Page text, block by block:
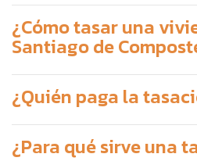
¿Cómo tasar una
Santiago de
¿Quién paga la
¿Para qué sirve una